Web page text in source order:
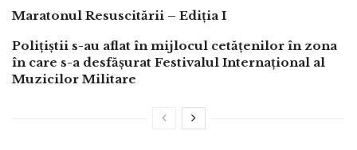
Maratonul Resuscitării – Ediția I
Polițiștii s-au aflat în mijlocul cetățenilor în zona
în care s-a desfășurat Festivalul Internațional al
Muzicilor Militare